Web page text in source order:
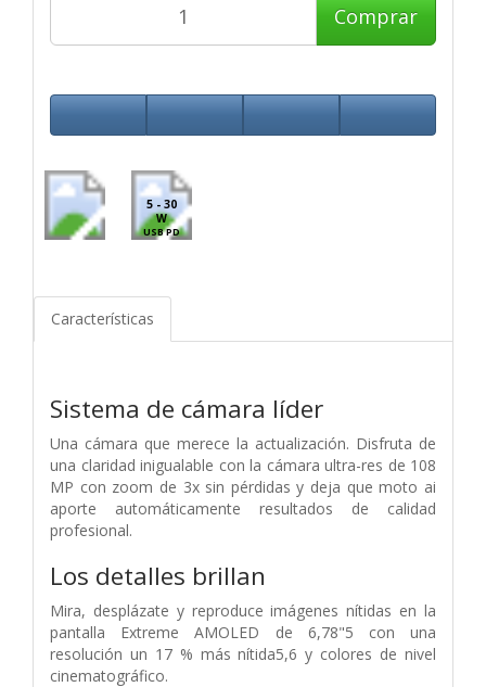
Comprar
5 - 30
W
USB PD
Características
Sistema de cámara líder
Una cámara que merece la actualización. Disfruta de
una claridad inigualable con la cámara ultra-res de 108
MP con zoom de 3x sin pérdidas y deja que moto ai
aporte automáticamente resultados de calidad
profesional.
Los detalles brillan
Mira, desplázate y reproduce imágenes nítidas en la
pantalla Extreme AMOLED de 6,78"5 con una
resolución un 17 % más nítida5,6 y colores de nivel
cinematográfico.